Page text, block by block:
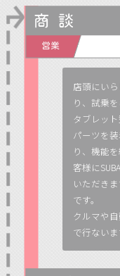
店頭にい
り、試乗
タブレッ
パーツを
り、機能
客様に
いただき
です。
クルマや
で行ないま